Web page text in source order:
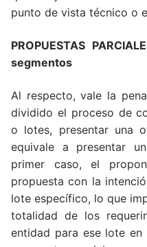
punto de vista técnico o
PROPUESTAS
segmentos
Al respecto, vale la
dividido el proceso de
o lotes, presentar una
equivale a presentar
primer caso, el
propuesta con la
lote específico, lo que
totalidad de los
entidad para ese lote